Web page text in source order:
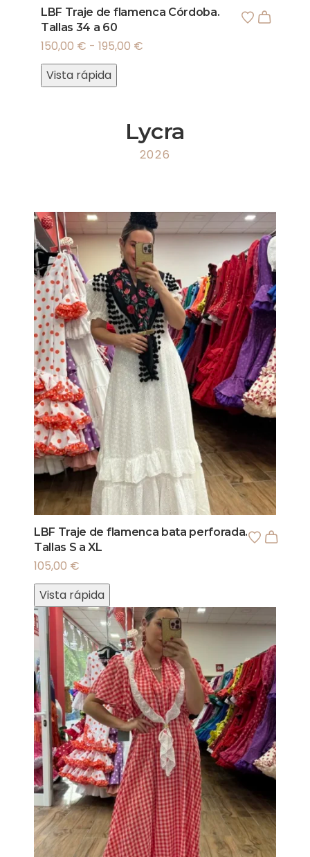
LBF Traje de flamenca Córdoba.
Tallas 34 a 60
150,00 € - 195,00 €
Vista rápida
Lycra
2026
LBF Traje de flamenca bata perforada.
Tallas S a XL
105,00 €
Vista rápida